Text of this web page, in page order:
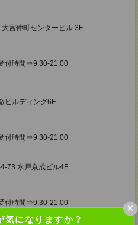
気になりますか？
×
宮仲町センタービル 3F
付時間⇒9:30-21:00
ビルディング6F
付時間⇒9:30-21:00
73 水戸京成ビル4F
付時間⇒9:30-21:00